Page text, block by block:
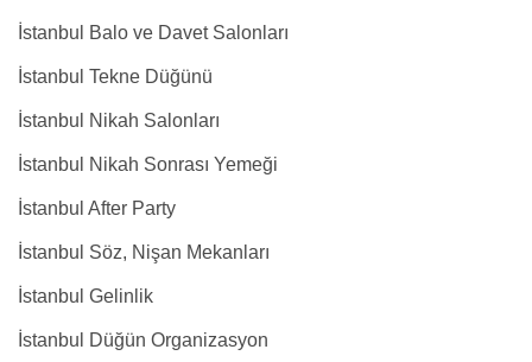
İstanbul Balo ve Davet Salonları
İstanbul Tekne Düğünü
İstanbul Nikah Salonları
İstanbul Nikah Sonrası Yemeği
İstanbul After Party
İstanbul Söz, Nişan Mekanları
İstanbul Gelinlik
İstanbul Düğün Organizasyon